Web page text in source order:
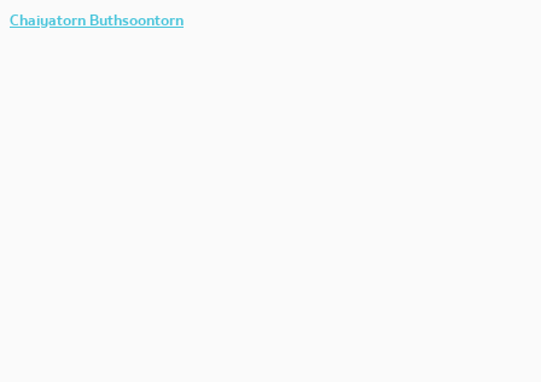
Chaiyatorn Buthsoontorn